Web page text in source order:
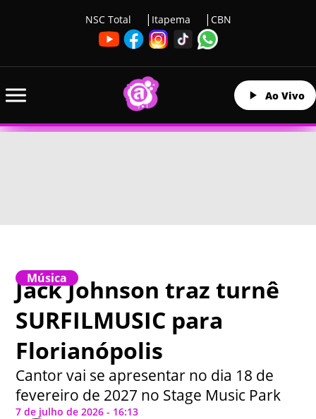
NSC Total Itapema CBN
Ao Vivo
Música
Jack Johnson traz turnê
SURFILMUSIC para
Florianópolis
Cantor vai se apresentar no dia 18 de
fevereiro de 2027 no Stage Music Park
7 de julho de 2026 - 16:13